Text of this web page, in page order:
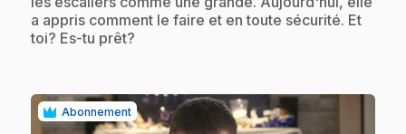
a appris comment le faire et en toute sécurité. Et
toi? Es-tu prêt?
Abonnement